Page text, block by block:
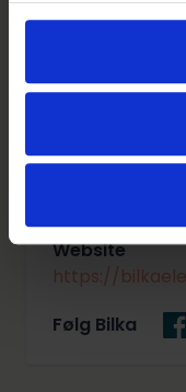
Læs om at
Website
https://
Følg Bilka